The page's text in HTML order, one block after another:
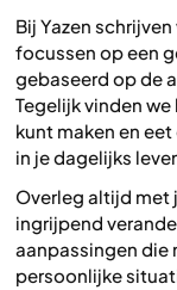
Bij Yazen
focussen op een
gebaseerd op de
Tegelijk vinden
kunt maken en
in je dagelijks
Overleg altijd met
ingrijpend
aanpassingen die
persoonlijke